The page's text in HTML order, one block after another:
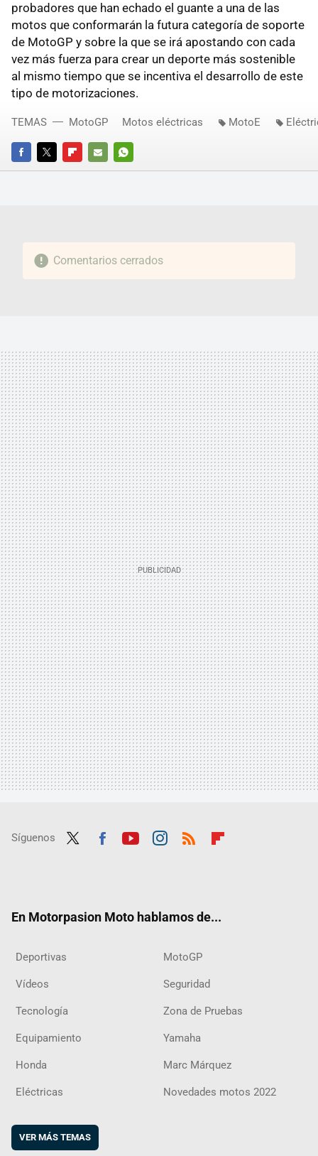
probadores que han echado el guante a una de las
motos que conformarán la futura categoría de soporte
de MotoGP y sobre la que se irá apostando con cada
vez más fuerza para crear un deporte más sostenible
al mismo tiempo que se incentiva el desarrollo de este
tipo de motorizaciones.
FACEBOOKTWITTERFLIPBOARD
E-
WHATSAPP
TEMAS MotoGP Motos eléctricas MotoE
Comentarios cerrados
Síguenos
En Motorpasion Moto hablamos de...
Deportivas MotoGP
Vídeos Seguridad
Tecnología Zona de Pruebas
Equipamiento Yamaha
Honda Marc Márquez
Eléctricas Novedades motos 2022
VER MÁS TEMAS